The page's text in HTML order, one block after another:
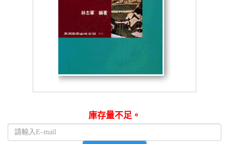
庫存量不足。